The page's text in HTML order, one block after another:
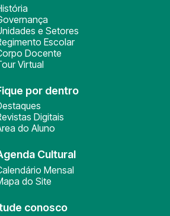
e Setores
Escolar
Docente
Virtual
por dentro
Digitais
do Aluno
Cultural
Mensal
do Site
conosco